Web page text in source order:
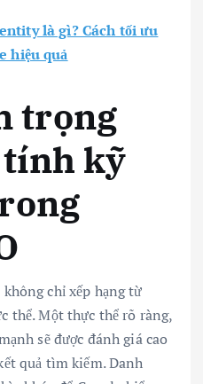
là gì? Cách tối ưu
hiệu quả
trọng
kỹ
chỉ xếp hạng từ
thể. Một thực thể rõ ràng,
sẽ được đánh giá cao
quả tìm kiếm. Danh